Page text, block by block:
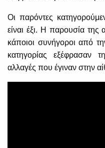
Οι παρόντες
είναι έξι. Η παρουσία της
κάποιοι συνήγοροι από
κατηγορίας εξέφρασαν
αλλαγές που έγιναν στην